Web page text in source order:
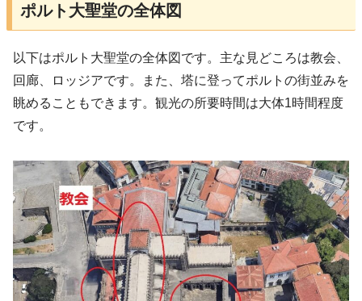
ポルト大聖堂の全体図
以下はポルト大聖堂の全体図です。主な見どころは教会、
回廊、ロッジアです。また、塔に登ってポルトの街並みを
眺めることもできます。観光の所要時間は大体1時間程度
です。